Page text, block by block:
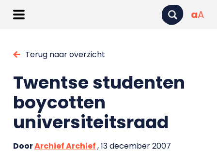
aA
Terug naar overzicht
Twentse studenten
boycotten
universiteitsraad
DoorArchief Archief, 13 december 2007